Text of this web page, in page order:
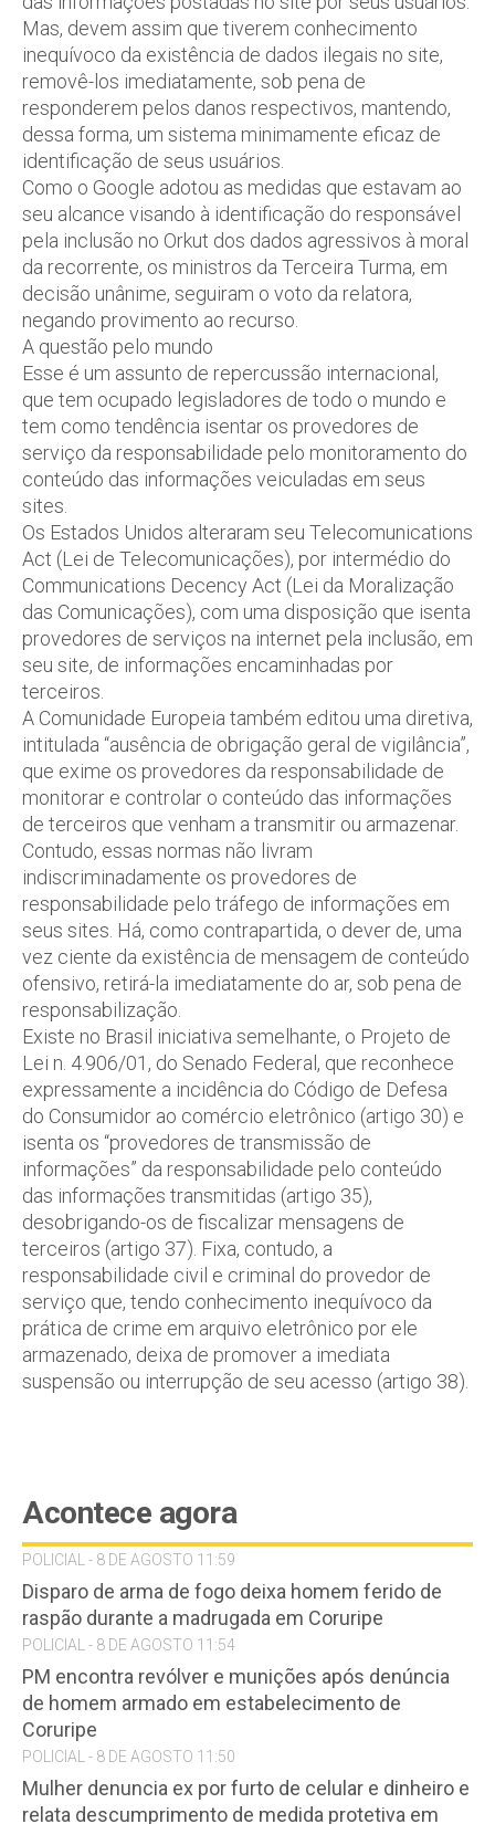
Mas, devem assim que tiverem conhecimento
inequívoco da existência de dados ilegais no site,
removê-los imediatamente, sob pena de
responderem pelos danos respectivos, mantendo,
dessa forma, um sistema minimamente eficaz de
identificação de seus usuários.
Como o Google adotou as medidas que estavam ao
seu alcance visando à identificação do responsável
pela inclusão no Orkut dos dados agressivos à moral
da recorrente, os ministros da Terceira Turma, em
decisão unânime, seguiram o voto da relatora,
negando provimento ao recurso.
A questão pelo mundo
Esse é um assunto de repercussão internacional,
que tem ocupado legisladores de todo o mundo e
tem como tendência isentar os provedores de
serviço da responsabilidade pelo monitoramento do
conteúdo das informações veiculadas em seus
sites.
Os Estados Unidos alteraram seu Telecomunications
Act (Lei de Telecomunicações), por intermédio do
Communications Decency Act (Lei da Moralização
das Comunicações), com uma disposição que isenta
provedores de serviços na internet pela inclusão, em
seu site, de informações encaminhadas por
terceiros.
A Comunidade Europeia também editou uma diretiva,
intitulada “ausência de obrigação geral de vigilância”,
que exime os provedores da responsabilidade de
monitorar e controlar o conteúdo das informações
de terceiros que venham a transmitir ou armazenar.
Contudo, essas normas não livram
indiscriminadamente os provedores de
responsabilidade pelo tráfego de informações em
seus sites. Há, como contrapartida, o dever de, uma
vez ciente da existência de mensagem de conteúdo
ofensivo, retirá-la imediatamente do ar, sob pena de
responsabilização.
Existe no Brasil iniciativa semelhante, o Projeto de
Lei n. 4.906/01, do Senado Federal, que reconhece
expressamente a incidência do Código de Defesa
do Consumidor ao comércio eletrônico (artigo 30) e
isenta os “provedores de transmissão de
informações” da responsabilidade pelo conteúdo
das informações transmitidas (artigo 35),
desobrigando-os de fiscalizar mensagens de
terceiros (artigo 37). Fixa, contudo, a
responsabilidade civil e criminal do provedor de
serviço que, tendo conhecimento inequívoco da
prática de crime em arquivo eletrônico por ele
armazenado, deixa de promover a imediata
suspensão ou interrupção de seu acesso (artigo 38).
Acontece agora
POLICIAL - 8 DE AGOSTO 11:59
Disparo de arma de fogo deixa homem ferido de
raspão durante a madrugada em Coruripe
POLICIAL - 8 DE AGOSTO 11:54
PM encontra revólver e munições após denúncia
de homem armado em estabelecimento de
Coruripe
POLICIAL - 8 DE AGOSTO 11:50
Mulher denuncia ex por furto de celular e dinheiro e
relata descumprimento de medida protetiva em